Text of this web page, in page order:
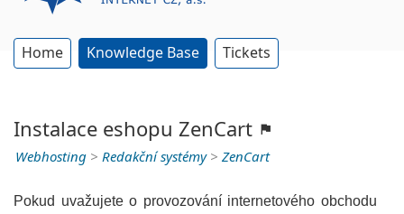
Home Knowledge Base Tickets
Instalace eshopu ZenCart
Webhosting > Redakční systémy> ZenCart
Pokud uvažujete o provozování internetového obchodu